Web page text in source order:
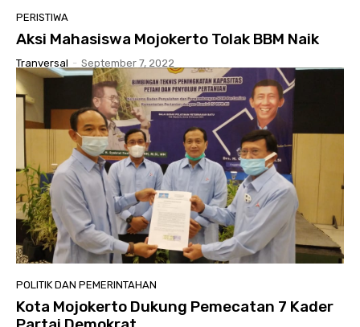
PERISTIWA
Aksi Mahasiswa Mojokerto Tolak BBM Naik
Tranversal - September 7, 2022
POLITIK DAN PEMERINTAHAN
Kota Mojokerto Dukung Pemecatan 7 Kader